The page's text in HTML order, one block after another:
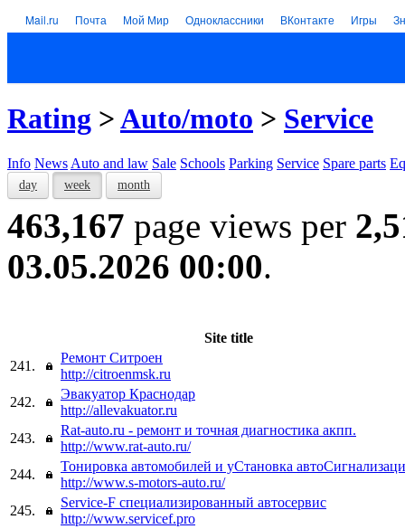
Mail.ru Почта Мой Мир Одноклассники ВКонтакте Игры
Rating >Auto/moto > Service
Info News Auto and law Sale Schools Parking Service Spare parts
day week month
463,167 page views per
03.05.2026 00:00.
Site title
241.
Ремонт Ситроен
http://citroenmsk.ru
242.
Эвакуатор Краснодар
http://allevakuator.ru
243.
Rat-auto.ru - ремонт и точная диагностика акпп.
http://www.rat-auto.ru/
244.
Тонировка автомобилей и уСтановка
http://www.s-motors-auto.ru/
245.
Service-F специализированный автосервис
http://www.servicef.pro